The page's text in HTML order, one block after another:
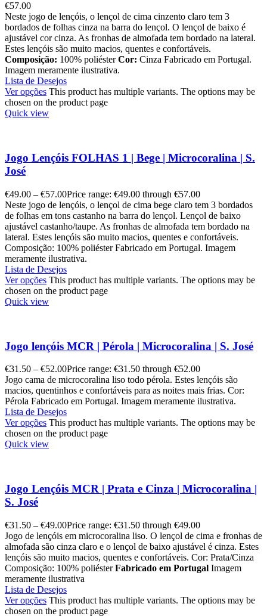
€57.00
Neste jogo de lençóis, o lençol de cima cinzento claro tem 3
bordados de folhas cinza na barra do lençol. O lençol de baixo é
ajustável cor cinza. As fronhas de almofada tem bordado na lateral.
Estes lençóis são muito macios, quentes e confortáveis.
Composição: 100% poliésterCor: Cinza Fabricado em Portugal.
Imagem meramente ilustrativa.
Lista de Desejos
Ver opções This product has multiple variants. The options may be
chosen on the product page
Quick view
Jogo Lençóis FOLHAS 1 | Bege | Microcoralina | S.
José
€49.00 – €57.00Price range: €49.00 through €57.00
Neste jogo de lençóis, o lençol de cima bege claro tem 3 bordados
de folhas em tons castanho na barra do lençol. Lençol de baixo
ajustável castanho/taupe. As fronhas de almofada tem bordado na
lateral. Estes lençóis são muito macios, quentes e confortáveis.
Composição: 100% poliéster Fabricado em Portugal. Imagem
meramente ilustrativa.
Lista de Desejos
Ver opções This product has multiple variants. The options may be
chosen on the product page
Quick view
Jogo lençóis MCR | Pérola | Microcoralina | S. José
€31.50 – €52.00Price range: €31.50 through €52.00
Jogo cama de microcoralina liso todo pérola. Estes lençóis são
macios, quentinhos e confortáveis para as noites mais frias. Cor:
Pérola Fabricado em Portugal. Imagem meramente ilustrativa.
Lista de Desejos
Ver opções This product has multiple variants. The options may be
chosen on the product page
Quick view
Jogo Lençóis MCR | Prata e Cinza | Microcoralina |
S. José
€31.50 – €49.00Price range: €31.50 through €49.00
Jogo de lençóis em microcoralina liso. O lençol de cima e fronhas de
almofada são cinza claro e o lençol de baixo ajustável é cinza. Estes
lençóis são muito macios, quentes e confortáveis. Cor: Prata/Cinza
Composição: 100% poliésterFabricado em Portugal Imagem
meramente ilustrativa
Lista de Desejos
Ver opções This product has multiple variants. The options may be
chosen on the product page